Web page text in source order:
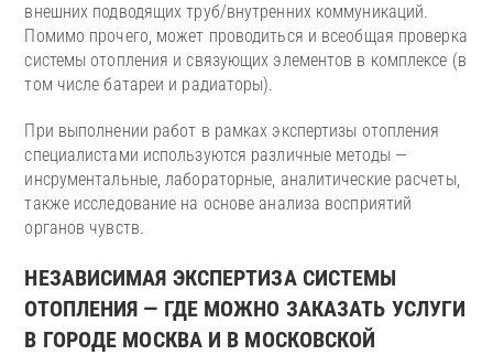
внешних подводящих труб/внутренних коммуникаций.
Помимо прочего, может проводиться и всеобщая проверка
системы отопления и связующих элементов в комплексе (в
том числе батареи и радиаторы).
При выполнении работ в рамках экспертизы отопления
специалистами используются различные методы —
инсрументальные, лабораторные, аналитические расчеты,
также исследование на основе анализа восприятий
органов чувств.
НЕЗАВИСИМАЯ ЭКСПЕРТИЗА СИСТЕМЫ
ОТОПЛЕНИЯ — ГДЕ МОЖНО ЗАКАЗАТЬ УСЛУГИ
В ГОРОДЕ МОСКВА И В МОСКОВСКОЙ